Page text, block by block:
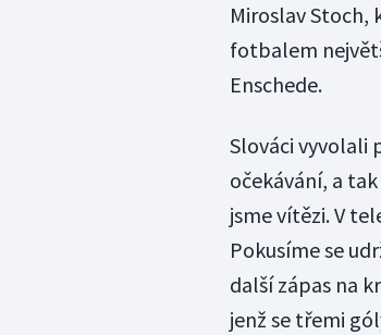
Miroslav Stoch,
fotbalem
Enschede.
Slováci vyvolali
očekávání, a
jsme vítězi. V
Pokusíme se
další zápas na
jenž se třemi